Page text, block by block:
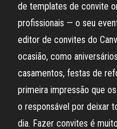
de templates de convite
profissionais — o seu
editor de convites do
ocasião, como
casamentos, festas de
primeira impressão que
o responsável por deixar
dia. Fazer convites é